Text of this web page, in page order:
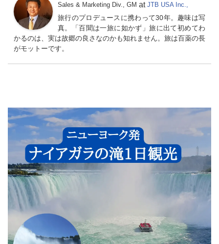
Sales & Marketing Div., GM at JTB USA Inc.,
旅行のプロデュースに携わって30年。趣味は写
真。「百聞は一旅に如かず」旅に出て初めてわ
かるのは、実は故郷の良さなのかも知れません。旅は百薬の長
がモットーです。